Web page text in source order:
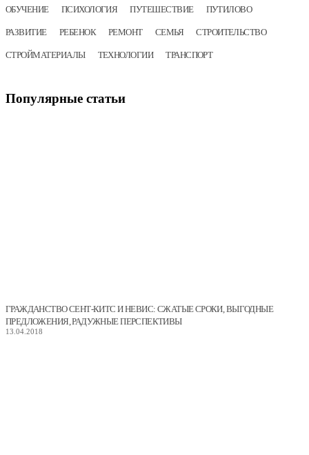
ОБУЧЕНИЕ ПСИХОЛОГИЯ ПУТЕШЕСТВИЕ ПУТИЛОВО
РАЗВИТИЕ РЕБЕНОК РЕМОНТ СЕМЬЯ СТРОИТЕЛЬСТВО
СТРОЙМАТЕРИАЛЫ ТЕХНОЛОГИИ ТРАНСПОРТ
Популярные статьи
ГРАЖДАНСТВО СЕНТ-КИТС И НЕВИС: СЖАТЫЕ СРОКИ, ВЫГОДНЫЕ
ПРЕДЛОЖЕНИЯ, РАДУЖНЫЕ ПЕРСПЕКТИВЫ
13.04.2018